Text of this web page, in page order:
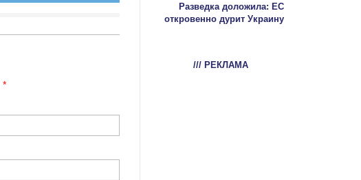
*
Разведка доложила: ЕС
откровенно дурит Украину
/// РЕКЛАМА